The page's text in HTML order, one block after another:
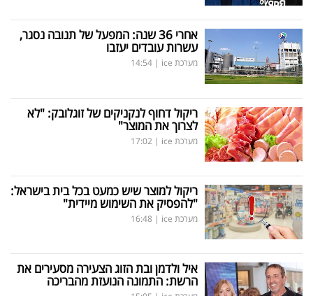
אחרי 36 שנה: המפעל של תנובה נסגר,
עשרות עובדים יעזבו
מערכת ice |
14:54
ריקול דחוף לנקניקים של זוגלובק: "לא
לצרוך את המוצר"
מערכת ice |
17:02
ריקול למוצר שיש כמעט בכל בית בישראל:
"להפסיק את השימוש מיידית"
מערכת ice |
16:48
איל ולדמן ובת הזוג הצעירה מסעירים את
הרשת: התמונה הנועזת מהבריכה